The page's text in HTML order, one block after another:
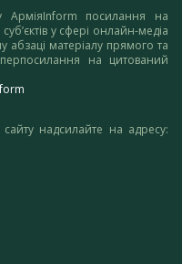
АрміяInform посилання на
у сфері онлайн-медіа
матеріалу прямого та
на цитований
надсилайте на адресу: